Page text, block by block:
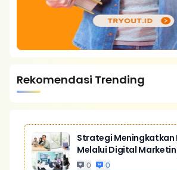
Rekomendasi Trending
Strategi Meningkatkan
Melalui Digital
Bisnis Yang Lebih
0 0